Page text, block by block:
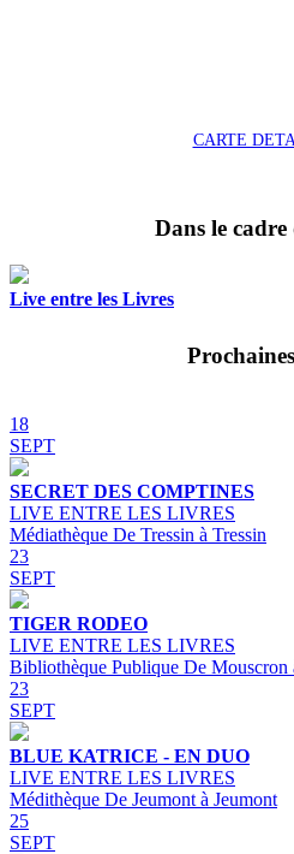
CARTE
Dans le
Live entre les Livres
18
SEPT
SECRET DES COMPTINES
LIVE ENTRE LES LIVRES
Médiathèque De Tressin à Tressin
23
SEPT
TIGER RODEO
LIVE ENTRE LES LIVRES
Bibliothèque Publique De Mouscron
23
SEPT
BLUE KATRICE - EN DUO
LIVE ENTRE LES LIVRES
Médithèque De Jeumont à Jeumont
25
SEPT